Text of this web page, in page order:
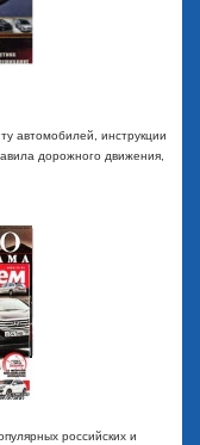
автомобилей, инструкции
дорожного движения,
российских и